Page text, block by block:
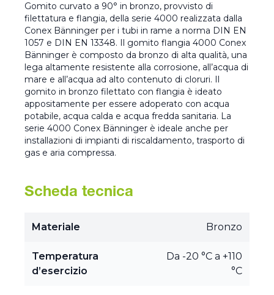
Gomito curvato a 90° in bronzo, provvisto di
filettatura e flangia, della serie 4000 realizzata dalla
Conex Bänninger per i tubi in rame a norma DIN EN
1057 e DIN EN 13348. Il gomito flangia 4000 Conex
Bänninger è composto da bronzo di alta qualità, una
lega altamente resistente alla corrosione, all’acqua di
mare e all’acqua ad alto contenuto di cloruri. Il
gomito in bronzo filettato con flangia è ideato
appositamente per essere adoperato con acqua
potabile, acqua calda e acqua fredda sanitaria. La
serie 4000 Conex Bänninger è ideale anche per
installazioni di impianti di riscaldamento, trasporto di
gas e aria compressa.
Scheda tecnica
Materiale Bronzo
Temperatura
d’esercizio
Da -20 °C a +110
°C